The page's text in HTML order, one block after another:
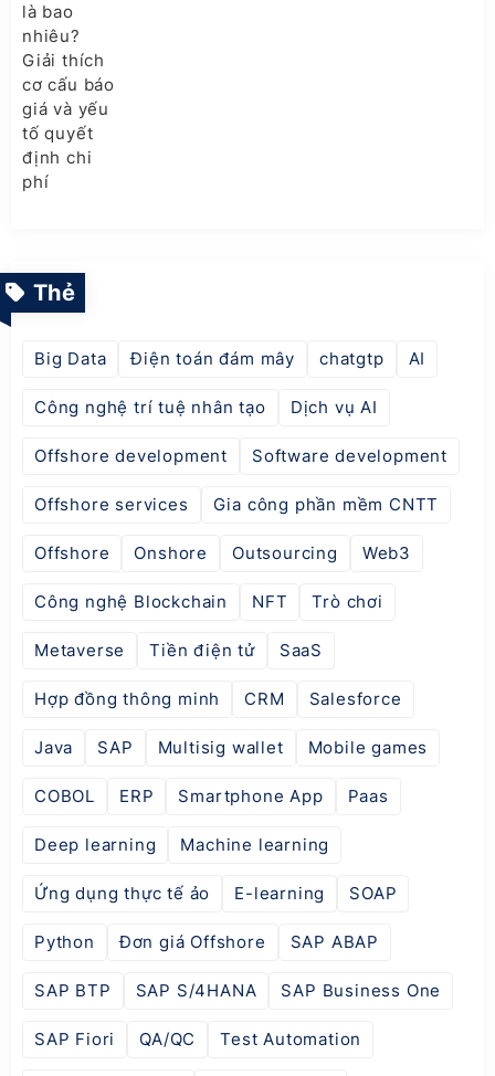
Thẻ
Big Data Điện toán đám mây chatgtp AI
Công nghệ trí tuệ nhân tạo Dịch vụ AI
Offshore development Software development
Offshore services Gia công phần mềm CNTT
Offshore Onshore Outsourcing Web3
Công nghệ Blockchain NFT Trò chơi
Metaverse Tiền điện tử SaaS
Hợp đồng thông minh CRM Salesforce
Java SAP Multisig wallet Mobile games
COBOL ERP Smartphone App Paas
Deep learning Machine learning
Ứng dụng thực tế ảo E-learning SOAP
Python Đơn giá Offshore SAP ABAP
SAP BTP SAP S/4HANA SAP Business One
SAP Fiori QA/QC Test Automation